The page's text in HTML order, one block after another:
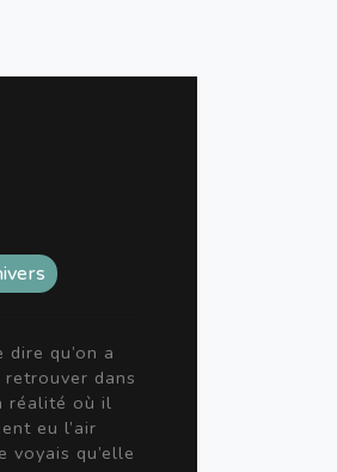
qu’on a
dans
réalité où il
eu l’air
voyais qu’elle